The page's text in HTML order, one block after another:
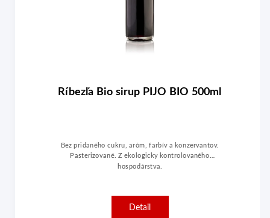
Ríbezľa Bio sirup PIJO BIO 500ml
Detail
Bez pridaného cukru, aróm, farbív a konzervantov.
Pasterizované. Z ekologicky kontrolovaného
hospodárstva.